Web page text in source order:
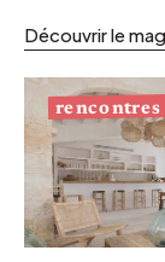
Découvrir le
rencontres